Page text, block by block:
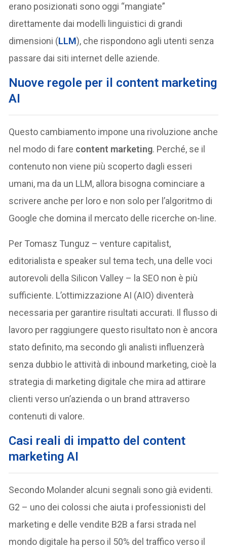
erano posizionati sono oggi “mangiate”
direttamente dai modelli linguistici di grandi
dimensioni (LLM), che rispondono agli utenti senza
passare dai siti internet delle aziende.
Nuove regole per il content marketing
AI
Questo cambiamento impone una rivoluzione anche
nel modo di fare content marketing. Perché, se il
contenuto non viene più scoperto dagli esseri
umani, ma da un LLM, allora bisogna cominciare a
scrivere anche per loro e non solo per l’algoritmo di
Google che domina il mercato delle ricerche on-line.
Per Tomasz Tunguz – venture capitalist,
editorialista e speaker sul tema tech, una delle voci
autorevoli della Silicon Valley – la SEO non è più
sufficiente. L’ottimizzazione AI (AIO) diventerà
necessaria per garantire risultati accurati. Il flusso di
lavoro per raggiungere questo risultato non è ancora
stato definito, ma secondo gli analisti influenzerà
senza dubbio le attività di inbound marketing, cioè la
strategia di marketing digitale che mira ad attirare
clienti verso un’azienda o un brand attraverso
contenuti di valore.
Casi reali di impatto del content
marketing AI
Secondo Molander alcuni segnali sono già evidenti.
G2 – uno dei colossi che aiuta i professionisti del
marketing e delle vendite B2B a farsi strada nel
mondo digitale ha perso il 50% del traffico verso il